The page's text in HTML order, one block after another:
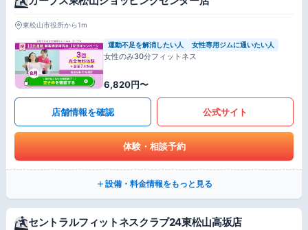
東松山市役所から1m
運動不足を解消したい人 女性専用ジムに通いたい人
女性のみ30分フィットネス
6,820円〜
店舗情報を確認 公式サイト
体験・相談予約
設備・料金情報をもっと見る
セントラルフィットネスクラブ24東松山高坂店